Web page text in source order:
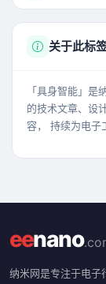
关于此标
「具身智能」
的技术文章、设
容， 持续为电子
eenano
纳米网是专注于电子